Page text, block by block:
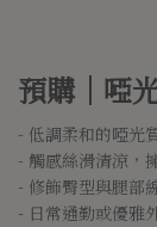
預購｜啞
- 低調柔和的啞光
- 觸感絲滑清涼，
- 修飾臀型與腿部
- 日常通勤或優雅